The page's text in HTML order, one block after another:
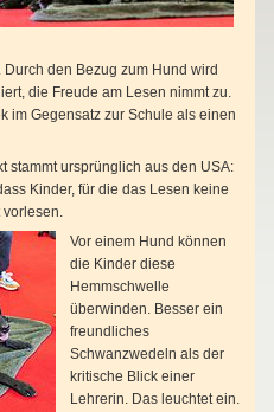
den Bezug zum Hund wird
die Freude am Lesen nimmt zu.
im Gegensatz zur Schule als einen
stammt ursprünglich aus den USA:
Kinder, für die das Lesen keine
vorlesen.
Vor einem Hund können
die Kinder diese
Hemmschwelle
überwinden. Besser ein
freundliches
Schwanzwedeln als der
kritische Blick einer
Lehrerin. Das leuchtet ein.